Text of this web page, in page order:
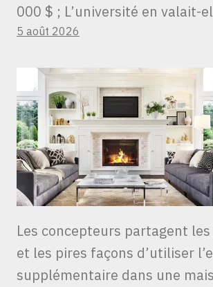
000 $ ; L’université en valait-
5 août 2026
Les concepteurs partagent
et les pires façons d’utiliser
supplémentaire dans une